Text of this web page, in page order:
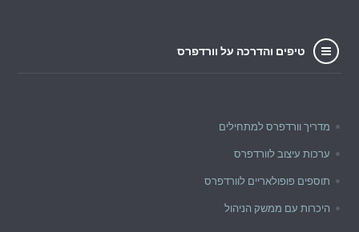
טיפים והדרכה על וורדפרס
מדריך וורדפרס למתחילים
ערכות עיצוב לוורדפרס
תוספים פופולאריים לוורדפרס
היכרות עם ממשק הניהול